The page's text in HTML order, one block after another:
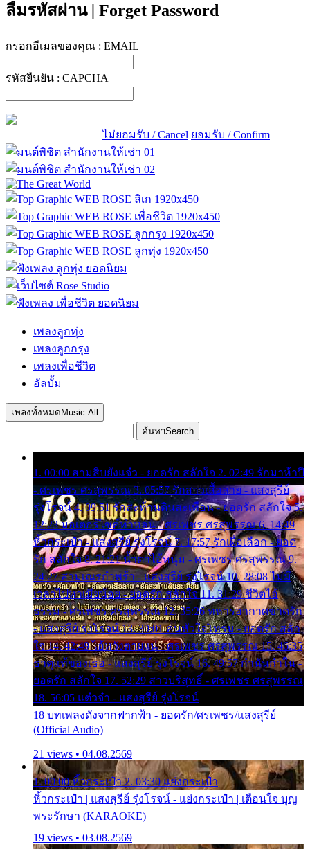
ลืมรหัสผ่าน | Forget Password
กรอกอีเมลของคุณ : EMAIL
รหัสยืนยัน : CAPCHA
ไม่ยอมรับ / Cancel ยอมรับ / Confirm
เพลงลูกทุ่ง
เพลงลูกกรุง
เพลงเพื่อชีวิต
อัลบั้ม
เพลงทั้งหมด Music All
ค้นหาSearch
1. 00:00 สามสิบยังแจ๋ว - ยอดรัก สลักใจ 2. 02:49 รักมาห้าปี
- ศรเพชร ศรสุพรรณ 3. 05:57 รักสาวเสื้อลาย - แสงสุรีย์
รุ่งโรจน์ 4. 09:51 รักสะท้านดินสะเทือน - ยอดรัก สลักใจ 5.
12:23 มอเตอร์ไซค์ทำหล่น - ศรเพชร ศรสุพรรณ 6. 14:49
หิ้วกระเป๋า - แสงสุรีย์ รุ่งโรจน์ 7. 17:57 รักเผื่อเลือก - ยอด
รัก สลักใจ 8. 21:21 น้ำตาไอ้หนุ่ม - ศรเพชร ศรสุพรรณ 9.
24:27 สามเณรกำพร้า - แสงสุรีย์ รุ่งโรจน์ 10. 28:08 ไม่มี
เวลาไปหาเมียน้อย - ยอดรัก สลักใจ 11. 31:29 ชีวิตไอ้
ธรรม - ศรเพชร ศรสุพรรณ 12. 35:26 ทหารอากาศขาดรัก
- แสงสุรีย์ รุ่งโรจน์ 13. 39:01 คนหัวใจโทรม - ยอดรัก สลัก
ใจ 14. 42:49 ไอ้หวังตายแน่ - ศรเพชร ศรสุพรรณ 15. 46:35
ธาตุแท้ของเธอ - แสงสุรีย์ รุ่งโรจน์ 16. 49:57 กำนันกำใน -
ยอดรัก สลักใจ 17. 52:29 สาวบริสุทธิ์ - ศรเพชร ศรสุพรรณ
18. 56:05 แต๋วจ๋า - แสงสุรีย์ รุ่งโรจน์
18 บทเพลงดังจากฟากฟ้า - ยอดรัก/ศรเพชร/แสงสุรีย์
(Official Audio)
21 views • 04.08.2569
1. 00:00 หิ้วกระเป๋า 2. 03:30 แย่งกระเป๋า
หิ้วกระเป๋า | แสงสุรีย์ รุ่งโรจน์ - แย่งกระเป๋า | เตือนใจ บุญ
พระรักษา (KARAOKE)
19 views • 03.08.2569